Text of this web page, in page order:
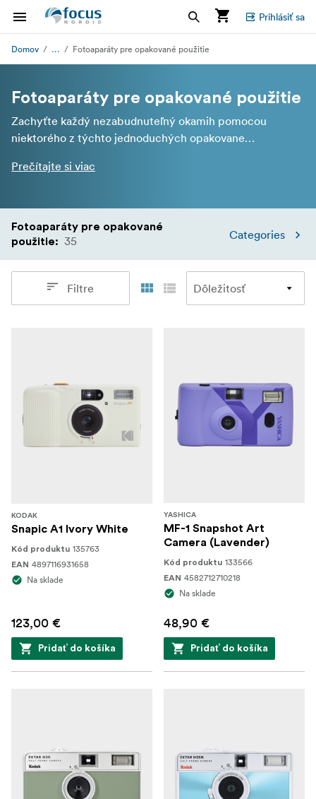
Prihlásiť sa
Domov ... Fotoaparáty pre opakované použitie
Fotoaparáty pre opakované použitie
Zachyťte každý nezabudnuteľný okamih pomocou
niektorého z týchto jednoduchých opakovane
fotoaparáty sú skvelou alternatívou k jednorazovým
chcete vyskúšať fotografovanie na 35mm film.
Prečítajte si viac
Fotoaparáty pre opakované
použitie: 35 Categories
Filtre
KODAK
Snapic A1 Ivory White
Kód produktu 135763
EAN 4897116931658
Na sklade
123,00 €
Pridať do košíka
YASHICA
MF-1 Snapshot Art
Camera (Lavender)
Kód produktu 133566
EAN 4582712710218
Na sklade
48,90 €
Pridať do košíka